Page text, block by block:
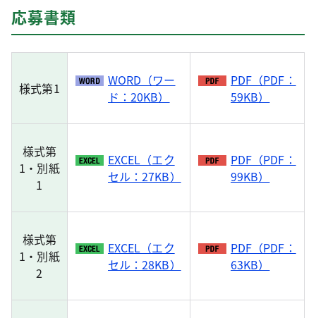
応募書類
様式第1
WORD（ワー
ド：20KB）
PDF（PDF：
59KB）
様式第
1・別紙
1
EXCEL（エク
セル：27KB）
PDF（PDF：
99KB）
様式第
1・別紙
2
EXCEL（エク
セル：28KB）
PDF（PDF：
63KB）